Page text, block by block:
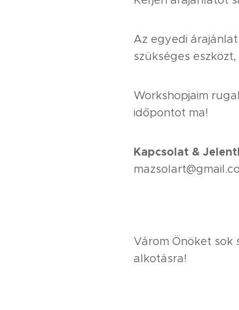
Az egyedi
szükséges
Workshopjaim
időpontot ma!
Kapcsolat &
Várom Önöket sok
alkotásra!